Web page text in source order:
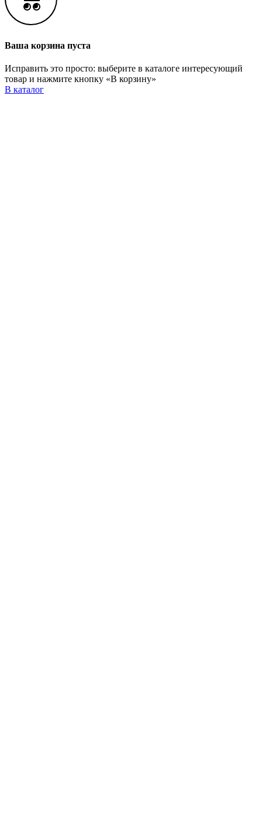
Ваша корзина пуста
Исправить это просто: выберите в каталоге интересующий
товар и нажмите кнопку «В корзину»
В каталог